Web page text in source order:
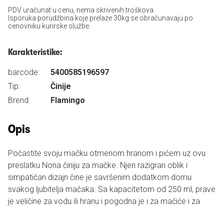
PDV uračunat u cenu, nema skrivenih troškova.
Isporuka porudžbina koje prelaze 30kg se obračunavaju po
cenovniku kurirske službe.
Karakteristike:
barcode:
5400585196597
Tip:
Činije
Brend:
Flamingo
Opis
Počastite svoju mačku otmenom hranom i pićem uz ovu
preslatku Nona činiju za mačke. Njen razigran oblik i
simpatičan dizajn čine je savršenim dodatkom domu
svakog ljubitelja mačaka. Sa kapacitetom od 250 ml, prave
je veličine za vodu ili hranu i pogodna je i za mačiće i za